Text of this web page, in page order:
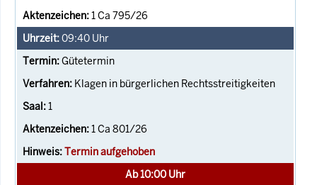
1 Ca 795/26
09:40 Uhr
Gütetermin
Klagen in bürgerlichen Rechtsstreitigkeiten
1
1 Ca 801/26
Termin aufgehoben
Ab 10:00 Uhr